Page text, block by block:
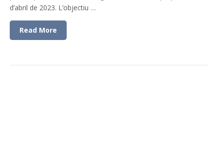
d’abril de 2023. L’objectiu …
Read More